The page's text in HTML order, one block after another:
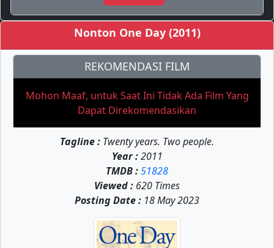
Nonton One Day (2011)
REKOMENDASI FILM
Mohon Maaf, untuk Saat Ini Tidak Ada Film Yang
Dapat Direkomendasikan
Tagline : Twenty years. Two people.
Year :2011
TMDB :51828
Viewed : 620 Times
Posting Date : 18 May 2023